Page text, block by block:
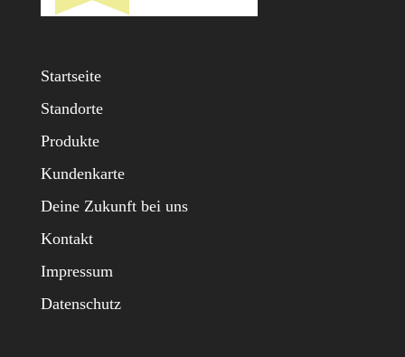
Startseite
Standorte
Produkte
Kundenkarte
Deine Zukunft bei uns
Kontakt
Impressum
Datenschutz